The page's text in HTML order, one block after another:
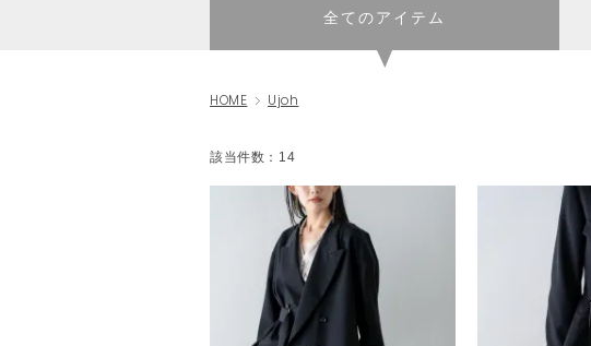
全てのアイテム
HOME Ujoh
該当件数：14